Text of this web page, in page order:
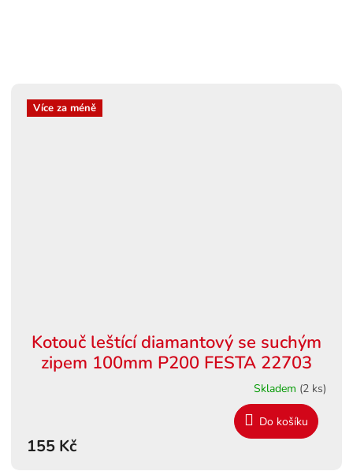
Více za méně
Kotouč leštící diamantový se suchým
zipem 100mm P200 FESTA 22703
Skladem (2 ks)
155 Kč
Do košíku